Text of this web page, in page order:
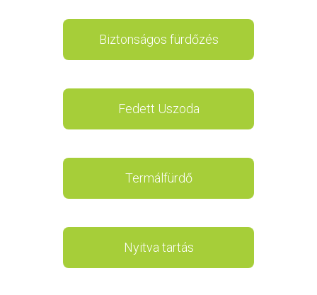
Biztonságos fürdőzés
Fedett Uszoda
Termálfürdő
Nyitva tartás